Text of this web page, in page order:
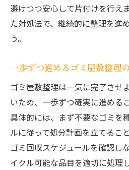
避けつつ安心して片付けを行え
た対処法で、継続的に整理を進
う。
一歩ずつ進めるゴミ屋敷整理
ゴミ屋敷整理は一気に完了させ
いため、一歩ずつ確実に進める
具体的には、まず不要なゴミを
ルに従って処分計画を立てるこ
ゴミ回収スケジュールを確認し
イクル可能な品目を適切に処理